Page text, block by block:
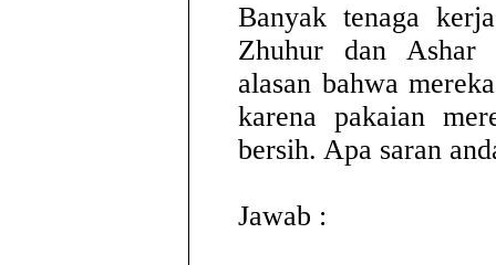
Banyak tenaga
Zhuhur dan Ashar
alasan bahwa
karena pakaian
bersih. Apa saran
Jawab :